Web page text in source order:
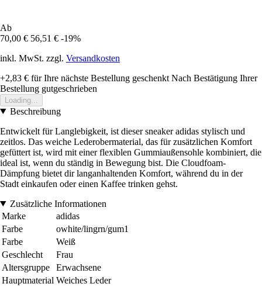
Ab
70,00 € 56,51 € -19%
inkl. MwSt. zzgl. Versandkosten
+2,83 € für Ihre nächste Bestellung geschenkt Nach Bestätigung Ihrer
Bestellung gutgeschrieben
Loading...
Beschreibung
Entwickelt für Langlebigkeit, ist dieser sneaker adidas stylisch und
zeitlos. Das weiche Lederobermaterial, das für zusätzlichen Komfort
gefüttert ist, wird mit einer flexiblen Gummiaußensohle kombiniert, die
ideal ist, wenn du ständig in Bewegung bist. Die Cloudfoam-
Dämpfung bietet dir langanhaltenden Komfort, während du in der
Stadt einkaufen oder einen Kaffee trinken gehst.
Zusätzliche Informationen
Marke
adidas
Farbe
owhite/lingrn/gum1
Farbe
Weiß
Geschlecht
Frau
Altersgruppe
Erwachsene
Hauptmaterial Weiches Leder